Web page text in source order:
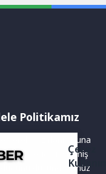
Politikamız
hazırlanır. Buna
güncelliğini yitirmiş
düşündüğünüz
Çerez